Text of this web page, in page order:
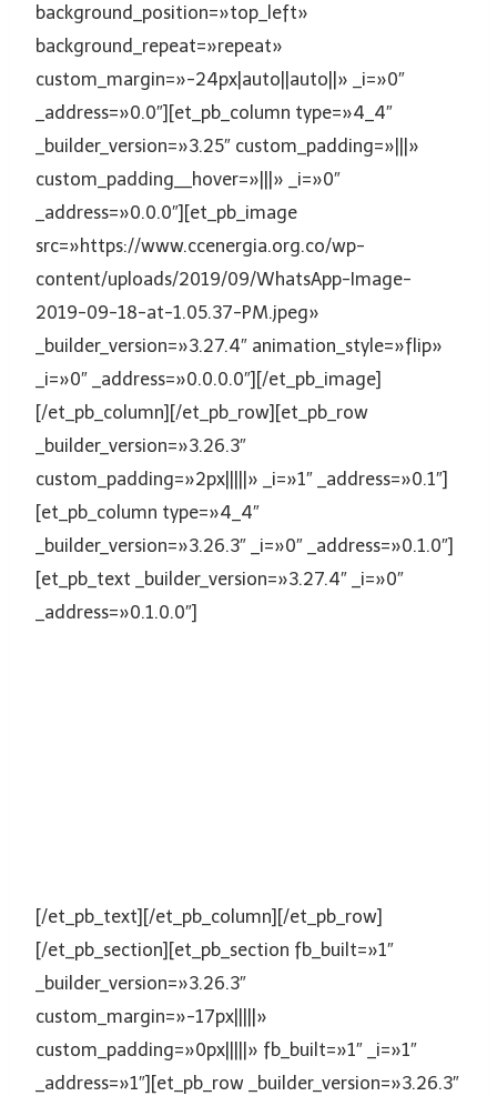
background_position=»top_left»
background_repeat=»repeat»
custom_margin=»-24px|auto||auto||» _i=»0″
_address=»0.0″][et_pb_column type=»4_4″
_builder_version=»3.25″ custom_padding=»|||»
custom_padding__hover=»|||» _i=»0″
_address=»0.0.0″][et_pb_image
src=»https://www.ccenergia.org.co/wp-
content/uploads/2019/09/WhatsApp-Image-
2019-09-18-at-1.05.37-PM.jpeg»
_builder_version=»3.27.4″ animation_style=»flip»
_i=»0″ _address=»0.0.0.0″][/et_pb_image]
[/et_pb_column][/et_pb_row][et_pb_row
_builder_version=»3.26.3″
custom_padding=»2px|||||» _i=»1″ _address=»0.1″]
[et_pb_column type=»4_4″
_builder_version=»3.26.3″ _i=»0″ _address=»0.1.0″]
[et_pb_text _builder_version=»3.27.4″ _i=»0″
_address=»0.1.0.0″]
[/et_pb_text][/et_pb_column][/et_pb_row]
[/et_pb_section][et_pb_section fb_built=»1″
_builder_version=»3.26.3″
custom_margin=»-17px|||||»
custom_padding=»0px|||||» fb_built=»1″ _i=»1″
_address=»1″][et_pb_row _builder_version=»3.26.3″